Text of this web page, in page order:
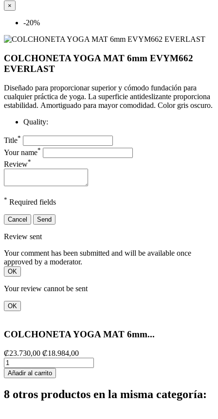
×
-20%
COLCHONETA YOGA MAT 6mm EVYM662
EVERLAST
Diseñado para proporcionar superior y cómodo fundación para
cualquier práctica de yoga. La superficie antideslizante proporciona
estabilidad. Amortiguado para mayor comodidad. Color gris oscuro.
Quality:
Title*
Your name*
Review*
* Required fields
Cancel Send
Review sent
Your comment has been submitted and will be available once
approved by a moderator.
OK
Your review cannot be sent
OK
COLCHONETA YOGA MAT 6mm...
₡23.730,00 ₡18.984,00
Añadir al carrito
8 otros productos en la misma categoría: